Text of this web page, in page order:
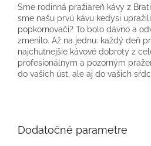
Sme rodinná pražiareň kávy z
sme našu prvú kávu kedysi
popkornovači? To bolo dávno a
zmenilo. Až na jednu: každý deň
najchutnejšie kávové dobroty z
profesionálnym a pozorným
do vašich úst, ale aj do vašich
Dodatočné parametre